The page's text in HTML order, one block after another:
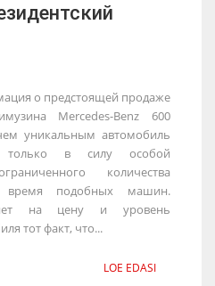
о предстоящей продаже
Mercedes-Benz 600
уникальным автомобиль
в силу особой
количества
подобных машин.
на цену и уровень
тот факт, что...
LOE EDASI